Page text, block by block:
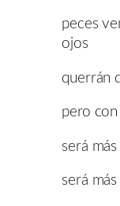
peces
ojos
querrán
pero
será
será más